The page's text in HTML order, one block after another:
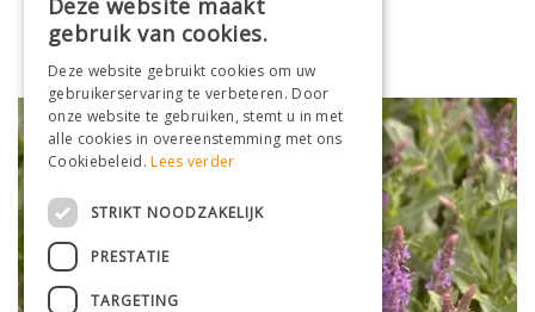
Salie
Deze website maakt
gebruik van cookies.
Deze website gebruikt cookies om uw
gebruikerservaring te verbeteren. Door
onze website te gebruiken, stemt u in met
alle cookies in overeenstemming met ons
Cookiebeleid.Lees verder
STRIKT NOODZAKELIJK
PRESTATIE
TARGETING